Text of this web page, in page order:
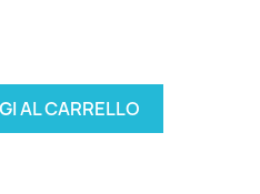
AL CARRELLO